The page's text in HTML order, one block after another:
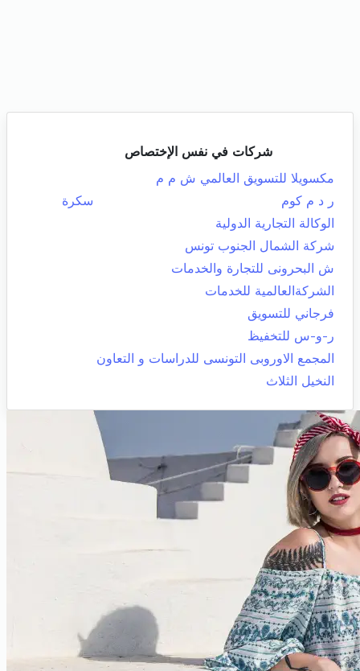
شركات في نفس الإختصاص
مكسويلا للتسويق العالمي ش م م
ر د م كوم
سكرة
الوكالة التجارية الدولية
شركة الشمال الجنوب تونس
ش البحرونى للتجارة والخدمات
الشركةالعالمية للخدمات
فرجاني للتسويق
ر-و-س للتخفيظ
المجمع الاوروبى التونسى للدراسات و التعاون
النخيل الثلاث